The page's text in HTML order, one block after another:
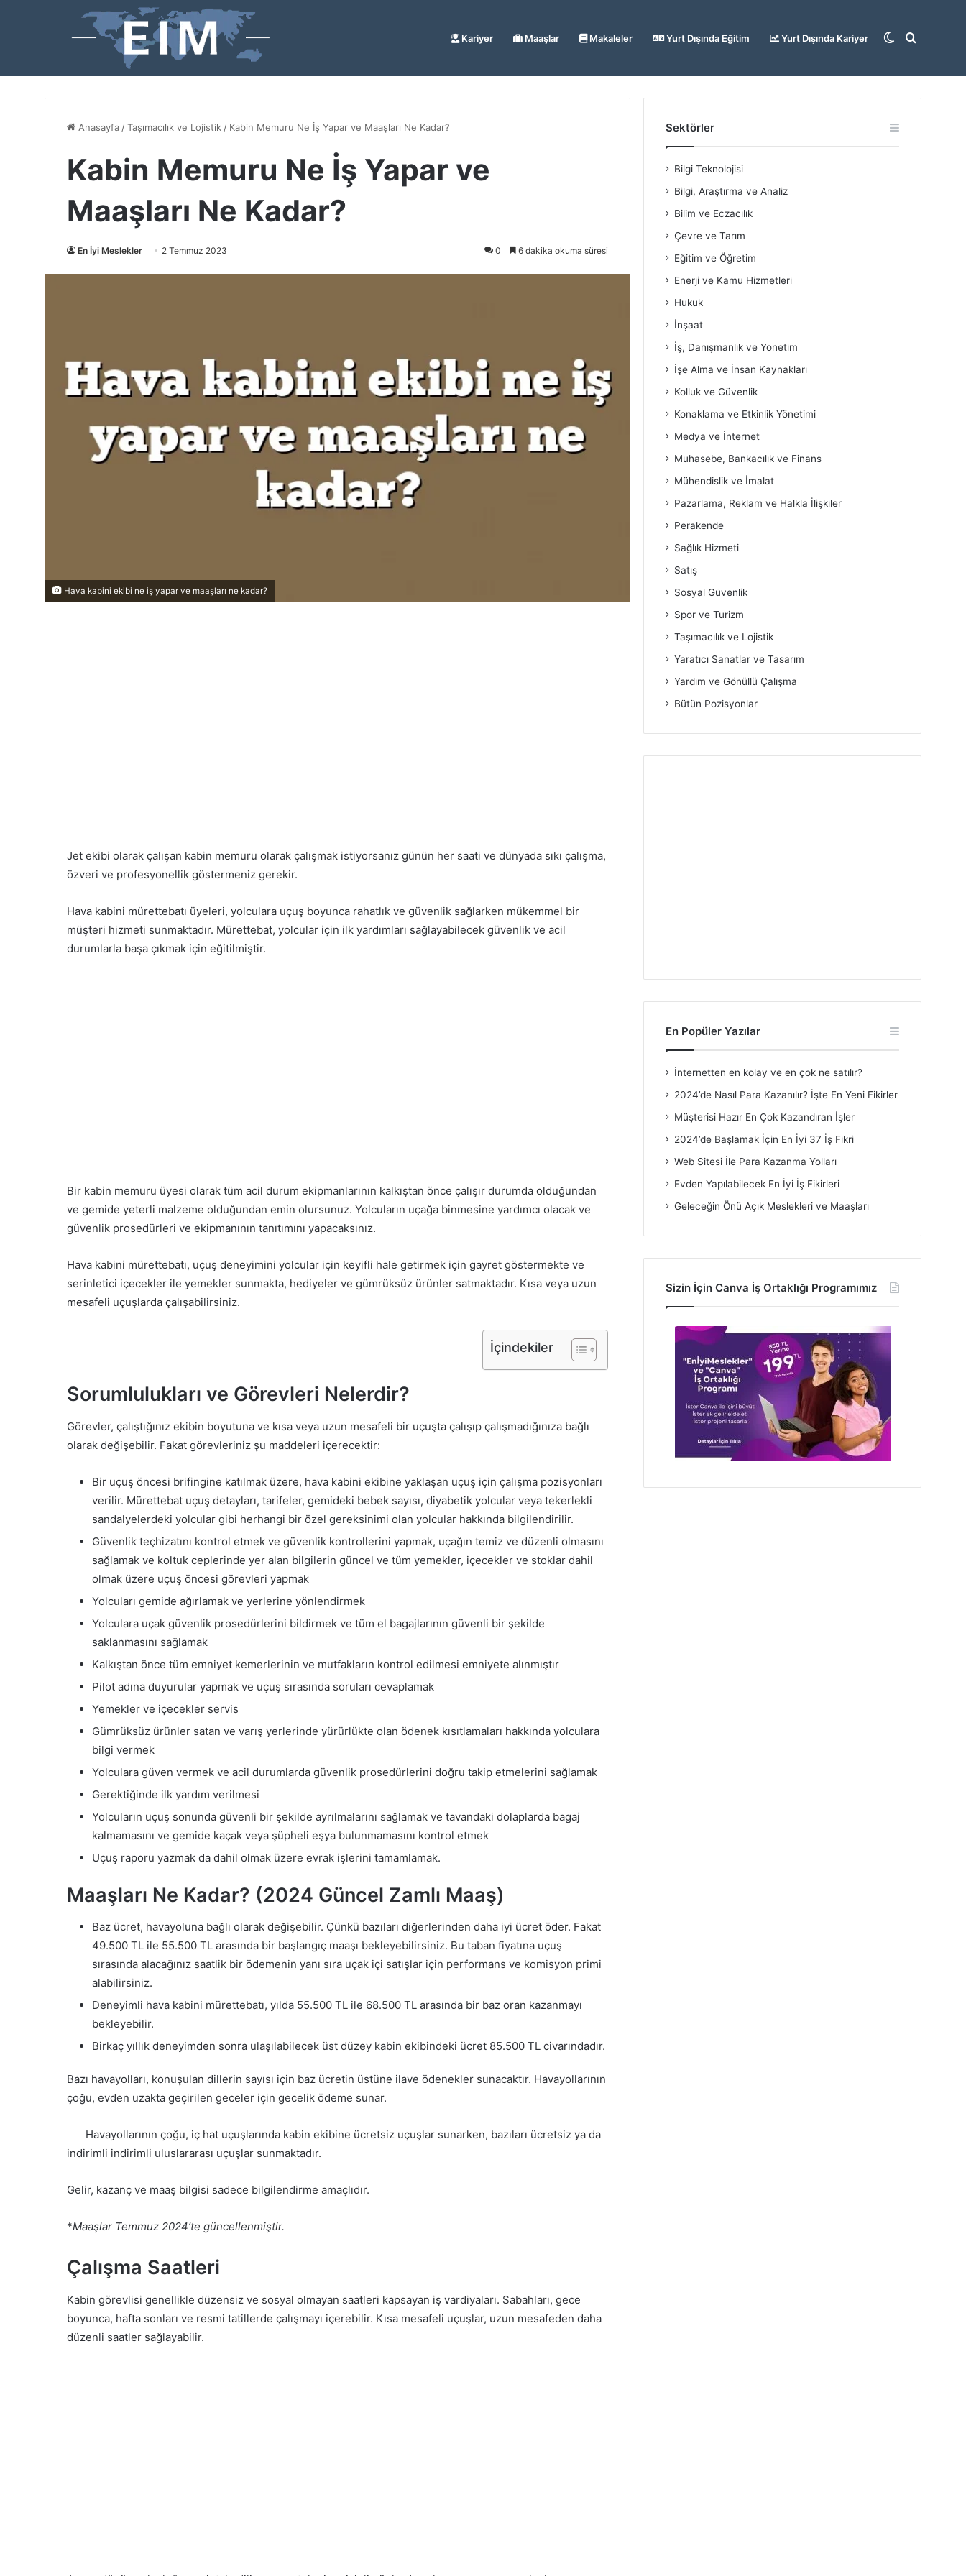
Kariyer Maaşlar Makaleler Yurt Dışında Eğitim Yurt Dışında Kariyer Arama
Dış
Anasayfa /Taşımacılık ve Lojistik / Kabin Memuru Ne İş Yapar ve Maaşları Ne Kadar?
Kabin Memuru Ne İş Yapar ve
Maaşları Ne Kadar?
En İyi Meslekler 2 Temmuz 2023 0 6 dakika okuma süresi
Hava kabini ekibi ne iş yapar ve maaşları ne kadar?
Jet ekibi olarak çalışan kabin memuru olarak çalışmak istiyorsanız günün her saati ve dünyada sıkı çalışma,
özveri ve profesyonellik göstermeniz gerekir.
Hava kabini mürettebatı üyeleri, yolculara uçuş boyunca rahatlık ve güvenlik sağlarken mükemmel bir
müşteri hizmeti sunmaktadır. Mürettebat, yolcular için ilk yardımları sağlayabilecek güvenlik ve acil
durumlarla başa çıkmak için eğitilmiştir.
Bir kabin memuru üyesi olarak tüm acil durum ekipmanlarının kalkıştan önce çalışır durumda olduğundan
ve gemide yeterli malzeme olduğundan emin olursunuz. Yolcuların uçağa binmesine yardımcı olacak ve
güvenlik prosedürleri ve ekipmanının tanıtımını yapacaksınız.
Hava kabini mürettebatı, uçuş deneyimini yolcular için keyifli hale getirmek için gayret göstermekte ve
serinletici içecekler ile yemekler sunmakta, hediyeler ve gümrüksüz ürünler satmaktadır. Kısa veya uzun
mesafeli uçuşlarda çalışabilirsiniz.
İçindekiler
Sorumlulukları ve Görevleri Nelerdir?
Görevler, çalıştığınız ekibin boyutuna ve kısa veya uzun mesafeli bir uçuşta çalışıp çalışmadığınıza bağlı
olarak değişebilir. Fakat görevleriniz şu maddeleri içerecektir:
Bir uçuş öncesi brifingine katılmak üzere, hava kabini ekibine yaklaşan uçuş için çalışma pozisyonları
verilir. Mürettebat uçuş detayları, tarifeler, gemideki bebek sayısı, diyabetik yolcular veya tekerlekli
sandalyelerdeki yolcular gibi herhangi bir özel gereksinimi olan yolcular hakkında bilgilendirilir.
Güvenlik teçhizatını kontrol etmek ve güvenlik kontrollerini yapmak, uçağın temiz ve düzenli olmasını
sağlamak ve koltuk ceplerinde yer alan bilgilerin güncel ve tüm yemekler, içecekler ve stoklar dahil
olmak üzere uçuş öncesi görevleri yapmak
Yolcuları gemide ağırlamak ve yerlerine yönlendirmek
Yolculara uçak güvenlik prosedürlerini bildirmek ve tüm el bagajlarının güvenli bir şekilde
saklanmasını sağlamak
Kalkıştan önce tüm emniyet kemerlerinin ve mutfakların kontrol edilmesi emniyete alınmıştır
Pilot adına duyurular yapmak ve uçuş sırasında soruları cevaplamak
Yemekler ve içecekler servis
Gümrüksüz ürünler satan ve varış yerlerinde yürürlükte olan ödenek kısıtlamaları hakkında yolculara
bilgi vermek
Yolculara güven vermek ve acil durumlarda güvenlik prosedürlerini doğru takip etmelerini sağlamak
Gerektiğinde ilk yardım verilmesi
Yolcuların uçuş sonunda güvenli bir şekilde ayrılmalarını sağlamak ve tavandaki dolaplarda bagaj
kalmamasını ve gemide kaçak veya şüpheli eşya bulunmamasını kontrol etmek
Uçuş raporu yazmak da dahil olmak üzere evrak işlerini tamamlamak.
Maaşları Ne Kadar? (2024 Güncel Zamlı Maaş)
Baz ücret, havayoluna bağlı olarak değişebilir. Çünkü bazıları diğerlerinden daha iyi ücret öder. Fakat
49.500 TL ile 55.500 TL arasında bir başlangıç ​​maaşı bekleyebilirsiniz. Bu taban fiyatına uçuş
sırasında alacağınız saatlik bir ödemenin yanı sıra uçak içi satışlar için performans ve komisyon primi
alabilirsiniz.
Deneyimli hava kabini mürettebatı, yılda 55.500 TL ile 68.500 TL arasında bir baz oran kazanmayı
bekleyebilir.
Birkaç yıllık deneyimden sonra ulaşılabilecek üst düzey kabin ekibindeki ücret 85.500 TL civarındadır.
Bazı havayolları, konuşulan dillerin sayısı için baz ücretin üstüne ilave ödenekler sunacaktır. Havayollarının
çoğu, evden uzakta geçirilen geceler için gecelik ödeme sunar.
Havayollarının çoğu, iç hat uçuşlarında kabin ekibine ücretsiz uçuşlar sunarken, bazıları ücretsiz ya da
indirimli indirimli uluslararası uçuşlar sunmaktadır.
Gelir, kazanç ve maaş bilgisi sadece bilgilendirme amaçlıdır.
*Maaşlar Temmuz 2024’te güncellenmiştir.
Çalışma Saatleri
Kabin görevlisi genellikle düzensiz ve sosyal olmayan saatleri kapsayan iş vardiyaları. Sabahları, gece
boyunca, hafta sonları ve resmi tatillerde çalışmayı içerebilir. Kısa mesafeli uçuşlar, uzun mesafeden daha
düzenli saatler sağlayabilir.
Sektörler
Bilgi Teknolojisi
Bilgi, Araştırma ve Analiz
Bilim ve Eczacılık
Çevre ve Tarım
Eğitim ve Öğretim
Enerji ve Kamu Hizmetleri
Hukuk
İnşaat
İş, Danışmanlık ve Yönetim
İşe Alma ve İnsan Kaynakları
Kolluk ve Güvenlik
Konaklama ve Etkinlik Yönetimi
Medya ve İnternet
Muhasebe, Bankacılık ve Finans
Mühendislik ve İmalat
Pazarlama, Reklam ve Halkla İlişkiler
Perakende
Sağlık Hizmeti
Satış
Sosyal Güvenlik
Spor ve Turizm
Taşımacılık ve Lojistik
Yaratıcı Sanatlar ve Tasarım
Yardım ve Gönüllü Çalışma
Bütün Pozisyonlar
En Popüler Yazılar
İnternetten en kolay ve en çok ne satılır?
2024’de Nasıl Para Kazanılır? İşte En Yeni Fikirler
Müşterisi Hazır En Çok Kazandıran İşler
2024’de Başlamak İçin En İyi 37 İş Fikri
Web Sitesi İle Para Kazanma Yolları
Evden Yapılabilecek En İyi İş Fikirleri
Geleceğin Önü Açık Meslekleri ve Maaşları
Sizin İçin Canva İş Ortaklığı Programımız